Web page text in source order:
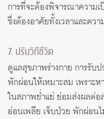
การที่จะต้องพิจารณาความเ
ซึ่งต้องอาศัยทั้งเวลาและคว
7. ปรับวิถีชีวิต
ดูแลสุขภาพร่างกาย การรับ
พักผ่อนให้เหมาะสม เพราะ
ในสภาพย่ำแย่ ย่อมส่งผลต่
อ่อนเพลีย เจ็บป่วย พักผ่อน